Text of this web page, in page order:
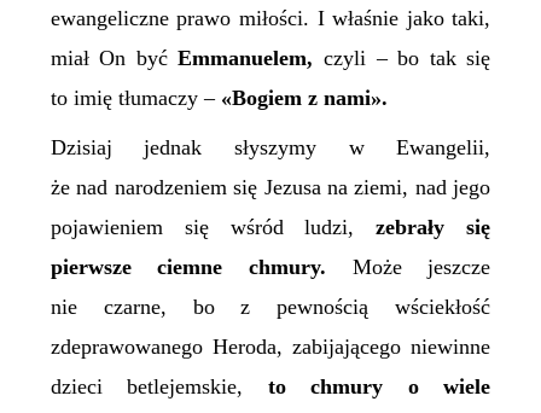
ewangeliczne prawo miłości. I właśnie jako taki,
miał On byćEmmanuelem,czyli – bo tak się
to imię tłumaczy –«Bogiem z nami».
Dzisiaj jednak słyszymy w Ewangelii,
że nad narodzeniem się Jezusa na ziemi, nad jego
pojawieniem się wśród ludzi, zebrały się
pierwsze ciemne chmury. Może jeszcze
nie czarne, bo z pewnością wściekłość
zdeprawowanego Heroda, zabijającego niewinne
dzieci betlejemskie, to chmury o wiele